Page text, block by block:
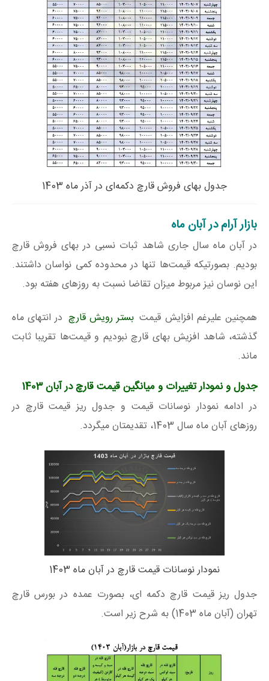
جدول بهای فروش قارچ دکمه‌ای در آذر ماه 1403
بازار آرام در آبان ماه
در آبان ماه سال جاری شاهد ثبات نسبی در بهای فروش قارچ
بودیم. بصورتیکه قیمت‌ها تنها در محدوده کمی نواسان داشتند.
این نوسان نیز مربوط میزان تقاضا نسبت به روزهای هفته بود.
همچنین علیرغم افزایش قیمت بستر رویش قارچ در انتهای ماه
گذشته، شاهد افزیش بهای قارچ نبودیم و قیمت‌ها تقریبا ثابت
ماند.
جدول و نمودار تغییرات و میانگین قیمت قارچ در آبان 1403
در ادامه نمودار نوسانات قیمت و جدول ریز قیمت قارچ در
روزهای آبان ماه سال 1403، تقدیمتان میگردد.
نمودار نوسانات قیمت قارچ در آبان ماه 1403
جدول ریز قیمت قارچ دکمه ای، بصورت عمده در بورس قارچ
تهران (آبان ماه 1403) به شرح زیر است.